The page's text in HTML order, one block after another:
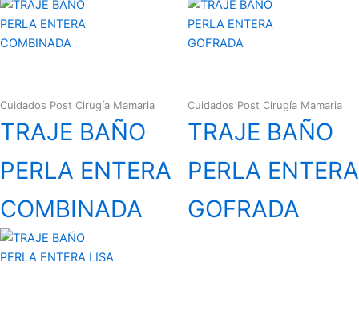
Cuidados Post Cirugía Mamaria
TRAJE BAÑO
PERLA ENTERA
COMBINADA
Cuidados Post Cirugía Mamaria
TRAJE BAÑO
PERLA ENTERA
GOFRADA